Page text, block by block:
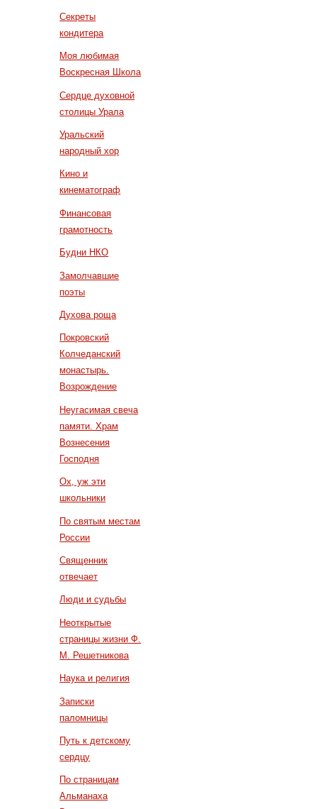
Секреты
кондитера
Моя любимая
Воскресная Школа
Сердце духовной
столицы Урала
Уральский
народный хор
Кино и
кинематограф
Финансовая
грамотность
Будни НКО
Замолчавшие
поэты
Духова роща
Покровский
Колчеданский
монастырь.
Возрождение
Неугасимая свеча
памяти. Храм
Вознесения
Господня
Ох, уж эти
школьники
По святым местам
России
Священник
отвечает
Люди и судьбы
Неоткрытые
страницы жизни Ф.
М. Решетникова
Наука и религия
Записки
паломницы
Путь к детскому
сердцу
По страницам
Альманаха